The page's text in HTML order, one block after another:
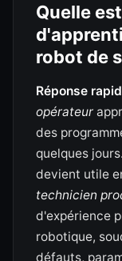
Quelle
robot de
Réponse
opérateur
des
quelques
devient utile
technicien
d'expérience
robotique,
défauts,